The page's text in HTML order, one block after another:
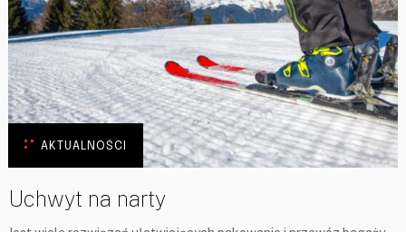
AKTUALNOŚCI
Uchwyt na narty